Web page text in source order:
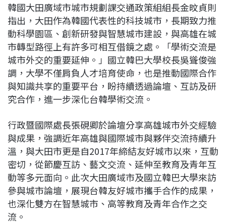
韓國大田廣域市城市規劃課交通政策組組長金旼貞則
指出，大田作為韓國代表性的科技城市，長期致力推
動科學園區、創新研發與智慧城市建設，與高雄在城
市轉型路徑上有許多可相互借鏡之處。「學術交流是
城市外交的重要延伸。」國立韓巴大學校長吳聳俊強
調，大學不僅肩負人才培育使命，也是推動國際合作
與知識共享的重要平台，盼持續透過論壇、互訪及研
究合作，進一步深化台韓學術交流。
行政暨國際處長張硯卿於論壇分享高雄城市外交經驗
與成果，強調近年高雄與國際城市與夥伴交流持續升
溫，與大田市更是自2017年締結友好城市以來，互動
密切，從節慶互訪、藝文交流、延伸至教育及青年互
動等多元面向。此次大田廣域市及國立韓巴大學來訪
參與城市論壇，展現台韓友好城市攜手合作的成果，
也深化雙方在智慧城市、高等教育及青年合作之交
流。